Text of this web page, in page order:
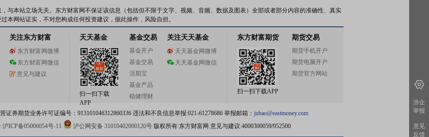
与本站立场无关。东方财富网不保证该信息（包括但不限于文字、视频、音频、数据及图表）全部或者部分内容的准确性、真实
本网站证实，不对您构成任何投资建议，据此操作，风险自担。
关注东方财富
东方财富网微博
东方财富网微信
意见与建议
天天基金
扫一扫下载
APP
基金交易
基金开户
基金交易
活期宝
基金产品
稳健理财
关注天天基金
天天基金网微博
天天基金网微信
东方财富期货
扫一扫下载APP
期货交易
期货手机开户
期货电脑开户
期货官方网站
券期货业务许可证编号：913101046312860336 违法和不良信息举报:021-61278686 举报邮箱： jubao@eastmoney.com
沪ICP备05006054号-11 沪公网安备 31010402000120号版权所有:东方财富网 意见与建议:4000300059/952500
涉企
举报
意见
反馈